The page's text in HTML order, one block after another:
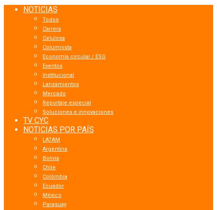
NOTICIAS
Todos
Carrera
Celulosa
Columnista
Economía circular / ESG
Eventos
Institucional
Lanzamientos
Mercado
Reportaje especial
Soluciones e innovaciones
TV CYC
NOTICIAS POR PAÍS
LATAM
Argentina
Bolivia
Chile
Colômbia
Ecuador
México
Paraguay